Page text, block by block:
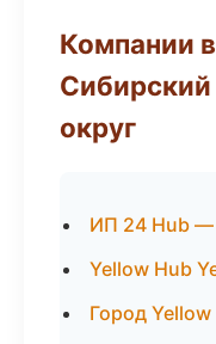
Компании
округ
ИП 24 Hub —
Yellow Hub
Город